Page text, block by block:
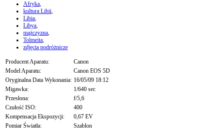
Afryka,
kultura Libii,
Libia,
Libya,
mążczyzna,
Tolmeita,
zdjęcia podróżnicze
Producent Aparatu:
Canon
Model Aparatu:
Canon EOS 5D
Oryginalna Data Wykonania: 16/05/09 18:12
Migawka:
1/640 sec
Przesłona:
f/5,6
Czułość ISO:
400
Kompensacja Ekspozycji:
0,67 EV
Pomiar Światła:
Szablon